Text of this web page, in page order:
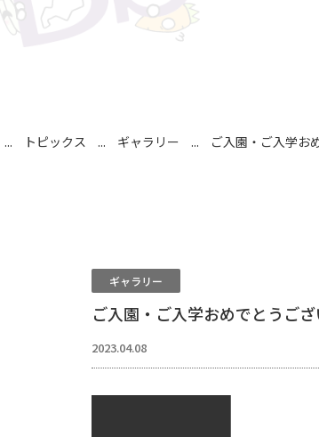
... トピックス ... ギャラリー ... ご入園・ご入学お
ギャラリー
ご入園・ご入学おめでとうご
2023.04.08